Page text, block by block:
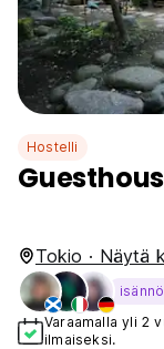
Hostelli
Tokio · Näytä
Varaamalla yli 2
ilmaiseksi.